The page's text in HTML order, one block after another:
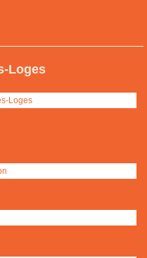
Loges
Loges